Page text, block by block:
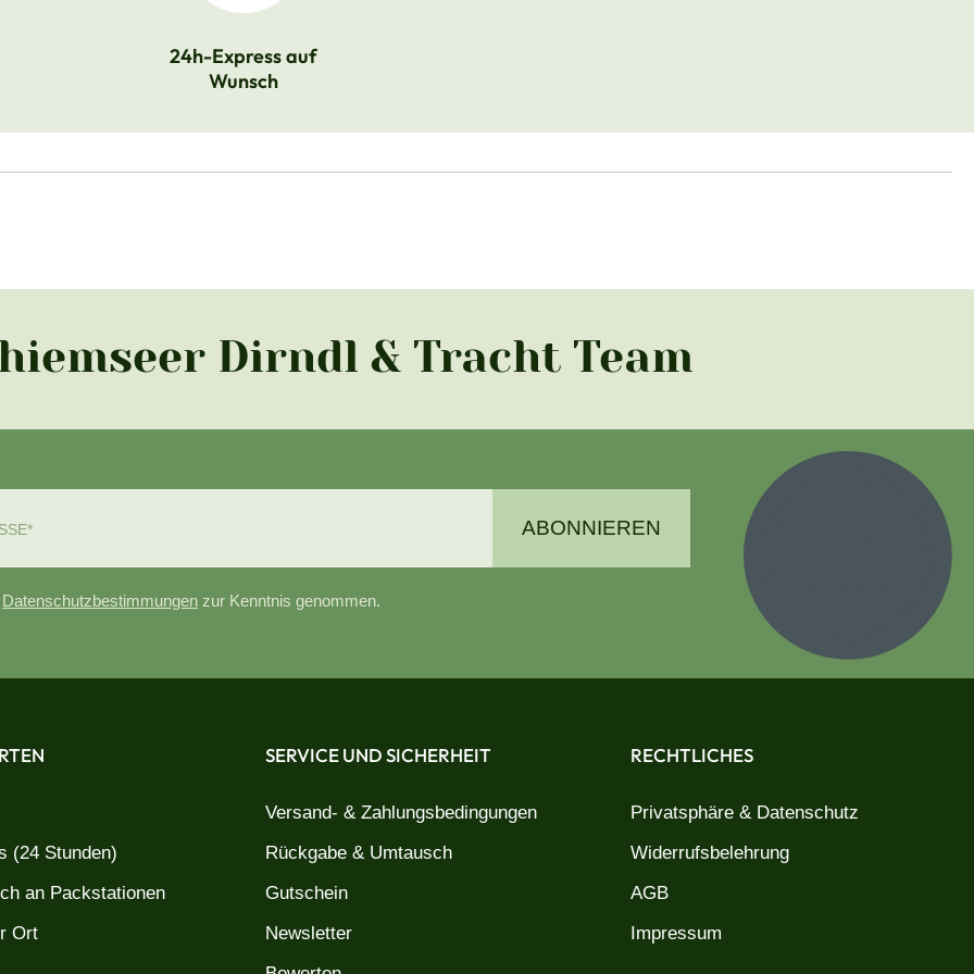
24h-Express auf
Wunsch
Dirndl & Tracht Team
ABONNIEREN
Datenschutzbestimmungen zur Kenntnis genommen.
(24 Stunden)
an Packstationen
Ort
SERVICE UND SICHERHEIT
Versand- & Zahlungsbedingungen
Rückgabe & Umtausch
Gutschein
Newsletter
RECHTLICHES
Privatsphäre & Datenschutz
Widerrufsbelehrung
AGB
Impressum